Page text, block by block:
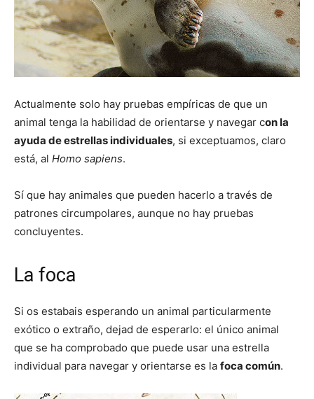
Actualmente solo hay pruebas empíricas de que un
animal tenga la habilidad de orientarse y navegar con la
ayuda de estrellas individuales, si exceptuamos, claro
está, al Homo sapiens.
Sí que hay animales que pueden hacerlo a través de
patrones circumpolares, aunque no hay pruebas
concluyentes.
La foca
Si os estabais esperando un animal particularmente
exótico o extraño, dejad de esperarlo: el único animal
que se ha comprobado que puede usar una estrella
individual para navegar y orientarse es la foca común.